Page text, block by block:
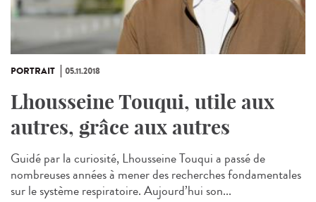
PORTRAIT 05.11.2018
Lhousseine Touqui, utile aux
autres, grâce aux autres
Guidé par la curiosité, Lhousseine Touqui a passé de
nombreuses années à mener des recherches fondamentales
sur le système respiratoire. Aujourd’hui son...